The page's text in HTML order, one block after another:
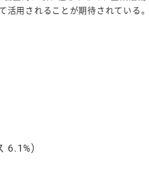
用されることが期待されている。
）